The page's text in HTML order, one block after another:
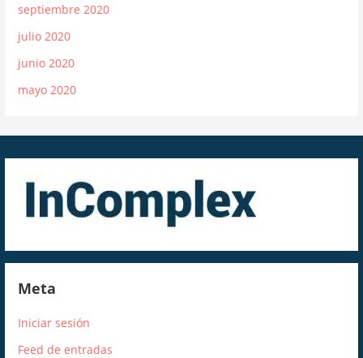
septiembre 2020
julio 2020
junio 2020
mayo 2020
Meta
Iniciar sesión
Feed de entradas